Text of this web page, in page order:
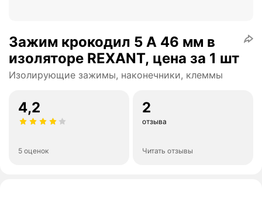
Зажим крокодил 5 А 46 мм в
изоляторе REXANT, цена за 1 шт
Изолирующие зажимы, наконечники, клеммы
4,2
5 оценок
2
отзыва
Читать отзывы